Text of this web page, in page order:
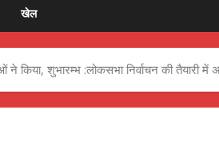
खेल
ने किया, शुभारम्भ :लोकसभा निर्वाचन की तैयारी में